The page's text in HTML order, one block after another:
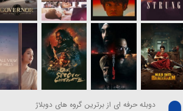
دوبله حرفه ای از برترین گروه های دوبلاژ